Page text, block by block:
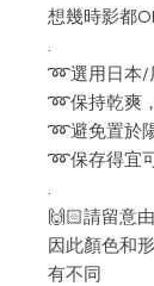
想幾時影都
.
➿選用日本/
➿保持乾爽
➿避免置於
➿保存得宜
.
🙌🏻請留意
因此顏色和
有不同